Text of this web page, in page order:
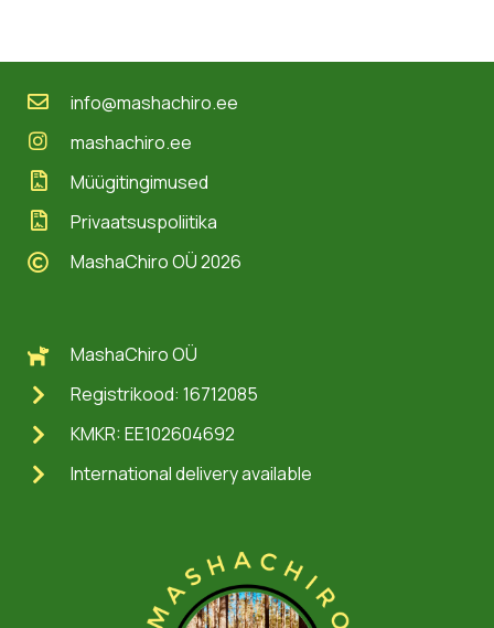
MashaChiro OÜ
Registrikood: 16712085
KMKR: EE102604692
International delivery available
info@mashachiro.ee
mashachiro.ee
Müügitingimused
Privaatsuspoliitika
MashaChiro OÜ 2026